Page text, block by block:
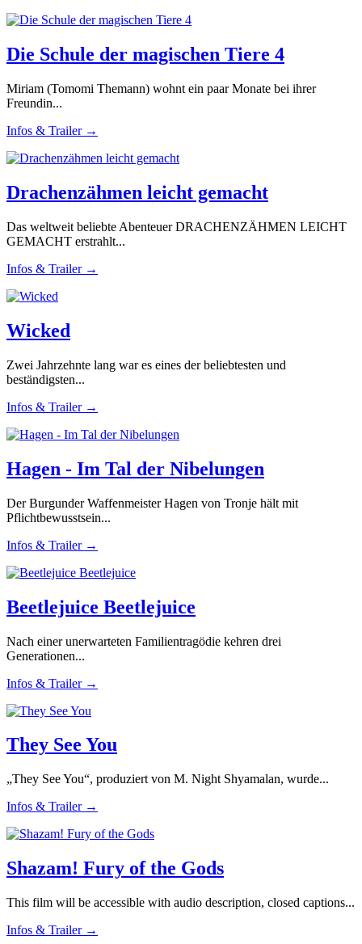
Die Schule der magischen Tiere 4
Miriam (Tomomi Themann) wohnt ein paar Monate bei ihrer
Freundin...
Infos & Trailer →
Drachenzähmen leicht gemacht
Das weltweit beliebte Abenteuer DRACHENZÄHMEN LEICHT
GEMACHT erstrahlt...
Infos & Trailer →
Wicked
Zwei Jahrzehnte lang war es eines der beliebtesten und
beständigsten...
Infos & Trailer →
Hagen - Im Tal der Nibelungen
Der Burgunder Waffenmeister Hagen von Tronje hält mit
Pflichtbewusstsein...
Infos & Trailer →
Beetlejuice Beetlejuice
Nach einer unerwarteten Familientragödie kehren drei
Generationen...
Infos & Trailer →
They See You
„They See You“, produziert von M. Night Shyamalan, wurde...
Infos & Trailer →
Shazam! Fury of the Gods
This film will be accessible with audio description, closed captions...
Infos & Trailer →